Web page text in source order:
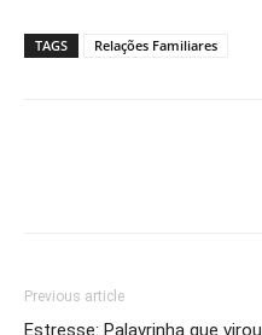
TAGS Relações Familiares
Previous article
Estresse: Palavrinha que virou